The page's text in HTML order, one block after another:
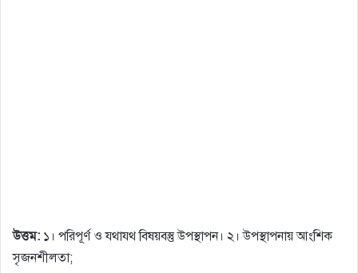
উত্তম: ১। পরিপূর্ণ ও যথাযথ বিষয়বস্তু উপস্থাপন। ২। উপস্থাপনায় আংশিক
সৃজনশীলতা;